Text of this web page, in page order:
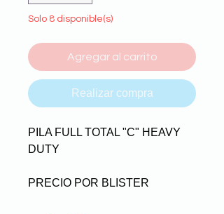
Solo 8 disponible(s)
Agregar al carrito
Realizar compra
PILA FULL TOTAL "C" HEAVY
DUTY
PRECIO POR BLISTER